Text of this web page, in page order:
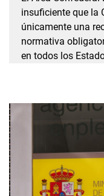
insuficiente que la
únicamente una
normativa
en todos los